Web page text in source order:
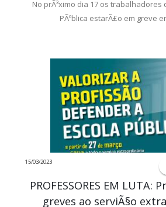
No prÃ³ximo dia 17 os trabalhadores
PÃºblica estarÃ£o em greve
15/03/2023
PROFESSORES EM LUTA:
greves ao serviÃ§o